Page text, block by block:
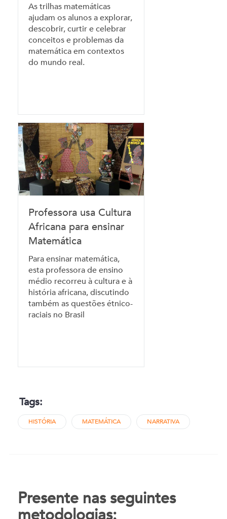
As trilhas matemáticas
ajudam os alunos a explorar,
descobrir, curtir e celebrar
conceitos e problemas da
matemática em contextos
do mundo real.
Professora usa Cultura
Africana para ensinar
Matemática
Para ensinar matemática,
esta professora de ensino
médio recorreu à cultura e à
história africana, discutindo
também as questões étnico-
raciais no Brasil
Tags:
HISTÓRIA MATEMÁTICA NARRATIVA
Presente nas seguintes